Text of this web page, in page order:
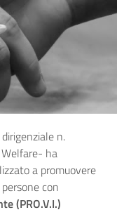
n.
ha
a promuovere
con
(PRO.V.I.)